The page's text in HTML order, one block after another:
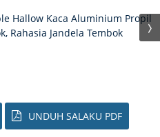
UNDUH SALAKU PDF